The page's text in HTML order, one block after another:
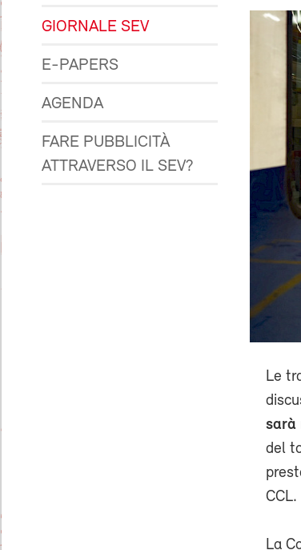
GIORNALE SEV
E-PAPERS
AGENDA
FARE PUBBLICITÀ
ATTRAVERSO IL SEV?
Le
sarà
del
CCL.
La